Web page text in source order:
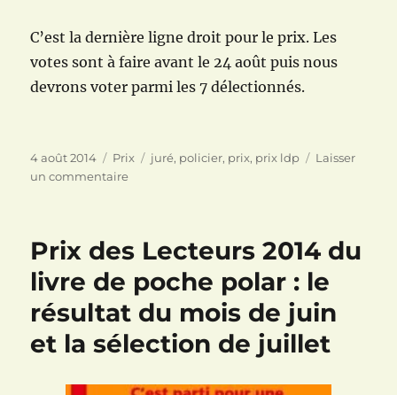
C’est la dernière ligne droit pour le prix. Les
votes sont à faire avant le 24 août puis nous
devrons voter parmi les 7 délectionnés.
Publié
le
4 août 2014 Catégories
Prix Étiquettes
juré, policier, prix, prix ldp
Laisser
un commentairesur
2014
livre
de
poche
polar
Prix des Lecteurs 2014 du
livre de poche polar : le
résultat du mois de juin
et la sélection de juillet